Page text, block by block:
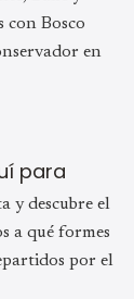
con Bosco
en
para
y descubre el
a qué formes
por el